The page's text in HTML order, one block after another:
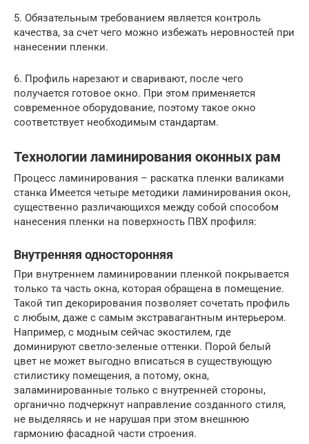
5. Обязательным требованием является контроль
качества, за счет чего можно избежать неровностей при
нанесении пленки.
6. Профиль нарезают и сваривают, после чего
получается готовое окно. При этом применяется
современное оборудование, поэтому такое окно
соответствует необходимым стандартам.
Технологии ламинирования оконных рам
Процесс ламинирования – раскатка пленки валиками
станка Имеется четыре методики ламинирования окон,
существенно различающихся между собой способом
нанесения пленки на поверхность ПВХ профиля:
Внутренняя односторонняя
При внутреннем ламинировании пленкой покрывается
только та часть окна, которая обращена в помещение.
Такой тип декорирования позволяет сочетать профиль
с любым, даже с самым экстравагантным интерьером.
Например, с модным сейчас экостилем, где
доминируют светло-зеленые оттенки. Порой белый
цвет не может выгодно вписаться в существующую
стилистику помещения, а потому, окна,
заламинированные только с внутренней стороны,
органично подчеркнут направление созданного стиля,
не выделяясь и не нарушая при этом внешнюю
гармонию фасадной части строения.